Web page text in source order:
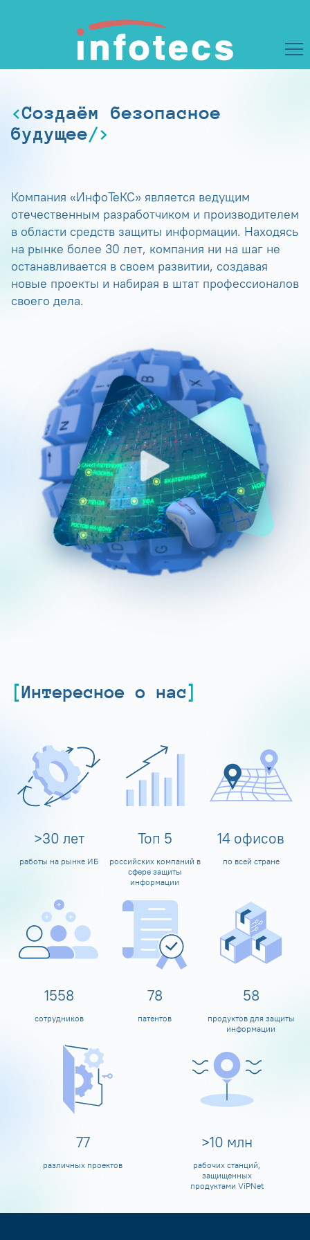
Создаём безопасное
будущее
Компания «ИнфоТеКС» является ведущим
отечественным разработчиком и производителем
в области средств защиты информации. Находясь
на рынке более 30 лет, компания ни на шаг не
останавливается в своем развитии, создавая
новые проекты и набирая в штат профессионалов
своего дела.
Интересное о нас
>30 лет
работы на рынке ИБ
Топ 5
российских компаний в
сфере защиты
информации
14 офисов
по всей стране
1600
сотрудников
80
патентов
60
продуктов для защиты
информации
80
различных проектов
>10 млн
рабочих станций,
защищенных
продуктами ViPNet